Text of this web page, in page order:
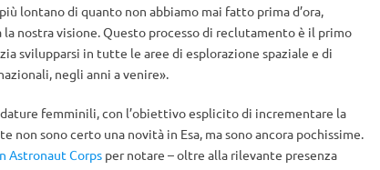
lontano di quanto non abbiamo mai fatto prima d’ora,
nostra visione. Questo processo di reclutamento è il primo
svilupparsi in tutte le aree di esplorazione spaziale e di
negli anni a venire».
femminili, con l’obiettivo esplicito di incrementare la
non sono certo una novità in Esa, ma sono ancora pochissime.
Astronaut Corpsper notare – oltre alla rilevante presenza